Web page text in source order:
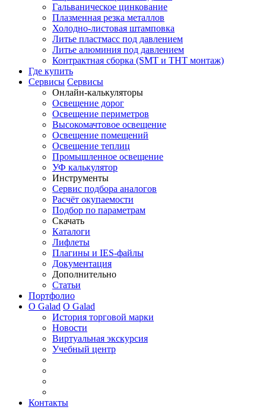
Гальваническое цинкование
Плазменная резка металлов
Холодно-листовая штамповка
Литье пластмасс под давлением
Литье алюминия под давлением
Контрактная сборка (SMT и THT монтаж)
Где купить
Сервисы Сервисы
Онлайн-калькуляторы
Освещение дорог
Освещение периметров
Высокомачтовое освещение
Освещение помещений
Освещение теплиц
Промышленное освещение
УФ калькулятор
Инструменты
Сервис подбора аналогов
Расчёт окупаемости
Подбор по параметрам
Скачать
Каталоги
Лифлеты
Плагины и IES-файлы
Документация
Дополнительно
Статьи
Портфолио
О Galad О Galad
История торговой марки
Новости
Виртуальная экскурсия
Учебный центр
Контакты